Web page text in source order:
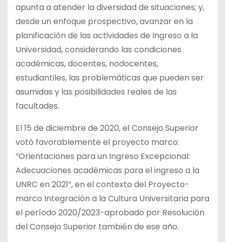
apunta a atender la diversidad de situaciones; y,
desde un enfoque prospectivo, avanzar en la
planificación de las actividades de Ingreso a la
Universidad, considerando las condiciones
académicas, docentes, nodocentes,
estudiantiles, las problemáticas que pueden ser
asumidas y las posibilidades reales de las
facultades.
El 15 de diciembre de 2020, el Consejo Superior
votó favorablemente el proyecto marco:
“Orientaciones para un Ingreso Excepcional:
Adecuaciones académicas para el ingreso a la
UNRC en 2021”, en el contexto del Proyecto-
marco Integración a la Cultura Universitaria para
el período 2020/2023-aprobado por Resolución
del Consejo Superior también de ese año.